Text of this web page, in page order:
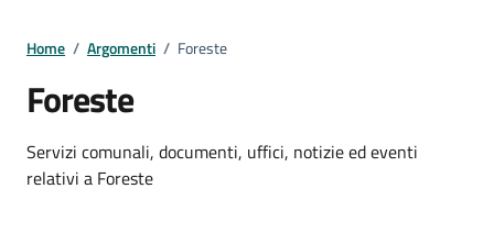
Home / Argomenti / Foreste
Foreste
Dettagli della notizia
Servizi comunali, documenti, uffici, notizie ed eventi
relativi a Foreste